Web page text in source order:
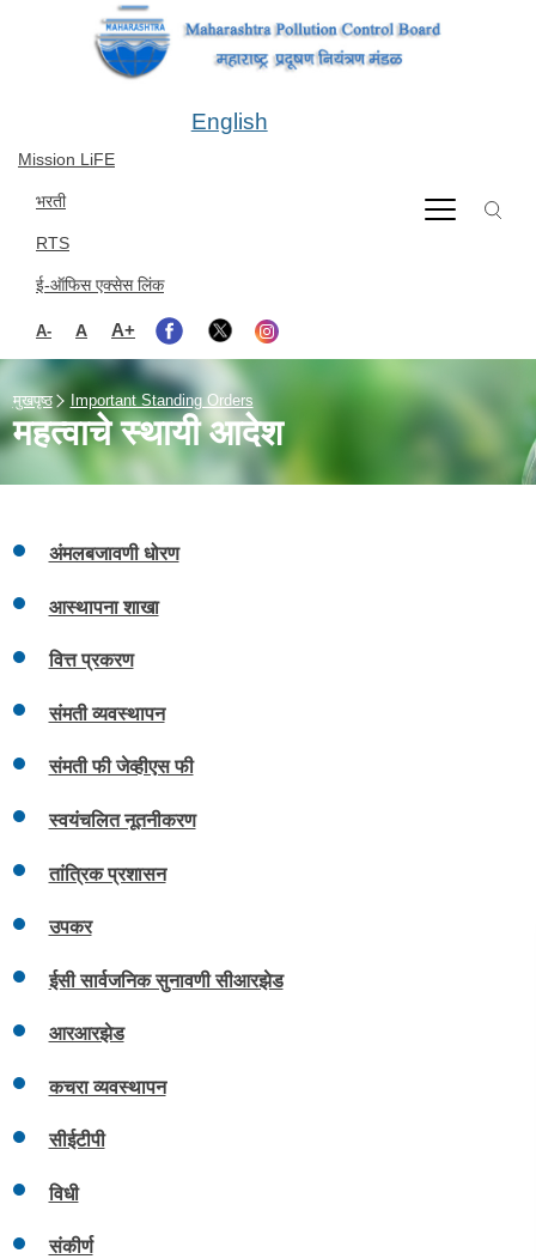
Mission LiFE
भरती
RTS
ई-ऑफिस एक्सेस लिंक
A- A A+
English
मुखपृष्ठ Important Standing Orders
महत्वाचे स्थायी आदेश
अंमलबजावणी धोरण
आस्थापना शाखा
वित्त प्रकरण
संमती व्यवस्थापन
संमती फी जेव्हीएस फी
स्वयंचलित नूतनीकरण
तांत्रिक प्रशासन
उपकर
ईसी सार्वजनिक सुनावणी सीआरझेड
आरआरझेड
कचरा व्यवस्थापन
सीईटीपी
विधी
संकीर्ण